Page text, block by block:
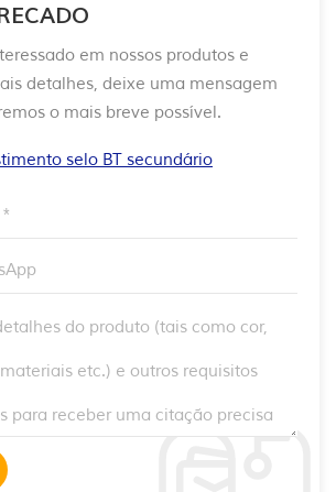
em nossos produtos e
detalhes, deixe uma mensagem
o mais breve possível.
selo BT secundário